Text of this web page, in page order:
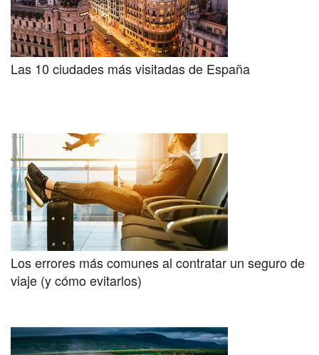
Las 10 ciudades más visitadas de España
Los errores más comunes al contratar un seguro de
viaje (y cómo evitarlos)